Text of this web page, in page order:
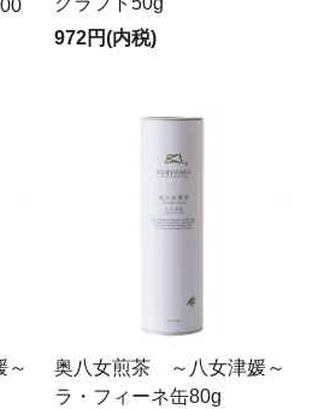
972円(内税)
～
奥八女煎茶 ～八女津媛～
ラ・フィーネ缶80g